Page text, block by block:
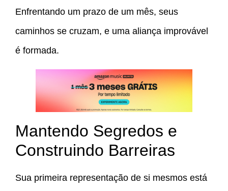
Enfrentando um prazo de um mês, seus
caminhos se cruzam, e uma aliança improvável
é formada.
Mantendo Segredos e
Construindo Barreiras
Sua primeira representação de si mesmos está